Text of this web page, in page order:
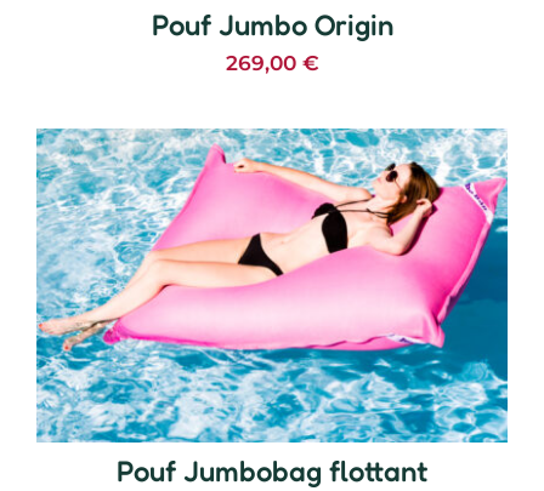
Pouf Jumbo Origin
269,00 €
Pouf Jumbobag flottant